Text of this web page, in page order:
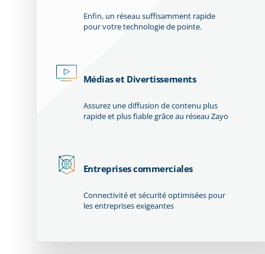
Enfin, un réseau suffisamment rapide
pour votre technologie de pointe.
Médias et Divertissements
Assurez une diffusion de contenu plus
rapide et plus fiable grâce au réseau Zayo
Entreprises commerciales
Connectivité et sécurité optimisées pour
les entreprises exigeantes